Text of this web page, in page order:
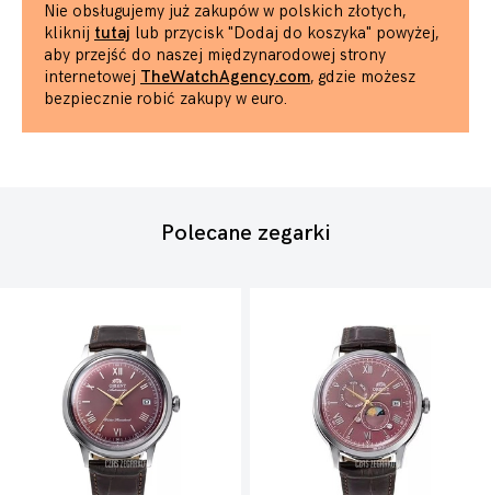
Nie obsługujemy już zakupów w polskich złotych,
kliknij tutaj lub przycisk "Dodaj do koszyka" powyżej,
aby przejść do naszej międzynarodowej strony
internetowej TheWatchAgency.com, gdzie możesz
bezpiecznie robić zakupy w euro.
Polecane zegarki